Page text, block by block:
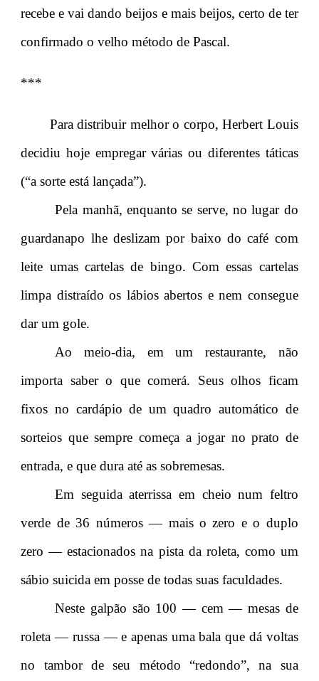
recebe e vai dando beijos e mais beijos, certo de ter
confirmado o velho método de Pascal.
***
Para distribuir melhor o corpo, Herbert Louis
decidiu hoje empregar várias ou diferentes táticas
(“a sorte está lançada”).
Pela manhã, enquanto se serve, no lugar do
guardanapo lhe deslizam por baixo do café com
leite umas cartelas de bingo. Com essas cartelas
limpa distraído os lábios abertos e nem consegue
dar um gole.
Ao meio-dia, em um restaurante, não
importa saber o que comerá. Seus olhos ficam
fixos no cardápio de um quadro automático de
sorteios que sempre começa a jogar no prato de
entrada, e que dura até as sobremesas.
Em seguida aterrissa em cheio num feltro
verde de 36 números — mais o zero e o duplo
zero — estacionados na pista da roleta, como um
sábio suicida em posse de todas suas faculdades.
Neste galpão são 100 — cem — mesas de
roleta — russa — e apenas uma bala que dá voltas
no tambor de seu método “redondo”, na sua